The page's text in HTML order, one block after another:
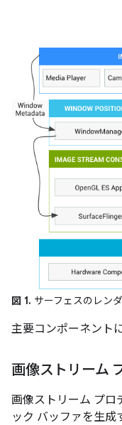
図 1. サーフェスのレン
主要コンポーネント
画像ストリーム
画像ストリーム プロ
ック バッファを生成